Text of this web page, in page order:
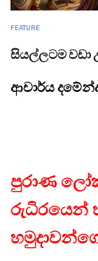
FEATURE
සියල්ලටම වඩා
ආචාර්ය
පුරාණ
රුධිරයෙන්